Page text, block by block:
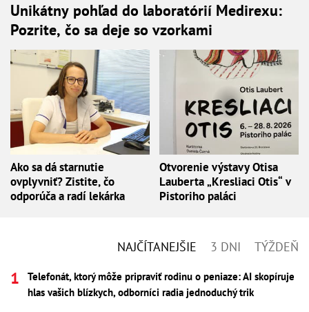
Unikátny pohľad do laboratórií Medirexu:
Pozrite, čo sa deje so vzorkami
Ako sa dá starnutie
ovplyvniť? Zistite, čo
odporúča a radí lekárka
Otvorenie výstavy Otisa
Lauberta „Kresliaci Otis“ v
Pistoriho paláci
NAJČÍTANEJŠIE 3 DNI TÝŽDEŇ
Telefonát, ktorý môže pripraviť rodinu o peniaze: AI skopíruje
hlas vašich blízkych, odborníci radia jednoduchý trik